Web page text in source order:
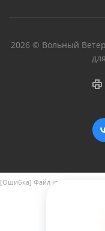
2026 © Вольный
[Ошибка] Файл include/